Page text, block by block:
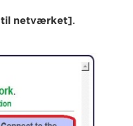
til netværket].